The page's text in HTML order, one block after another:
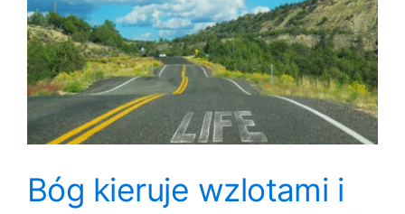
Bóg kieruje wzlotami i